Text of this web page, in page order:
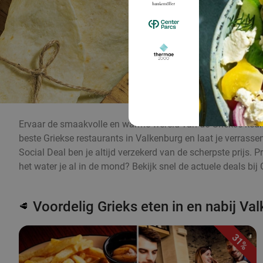
Ervaar de smaakvolle en warme wereld van de Griekse
beste Griekse restaurants in Valkenburg en laat je
Social Deal ben je altijd verzekerd van de scherpste prijs.
het water je al in de mond? Bekijk snel de actuele deals
🥩 Voordelig Grieks eten in en nabij
31%